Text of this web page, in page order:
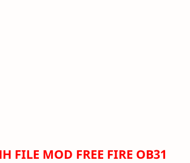
FILE MOD FREE FIRE OB31